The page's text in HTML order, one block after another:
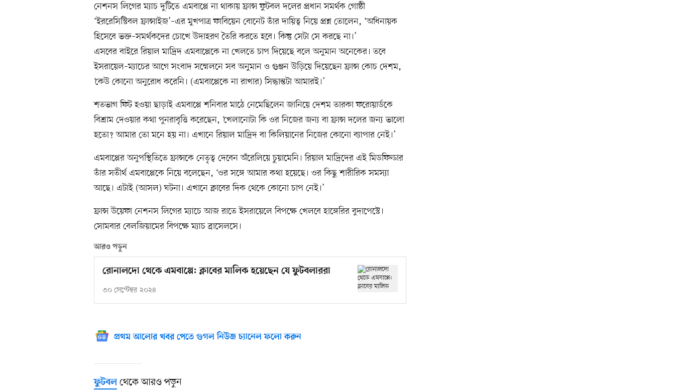
নেশনস লিগের ম্যাচ দুটিতে এমবাপ্পে না থাকায় ফ্রান্স ফুটবল দলের প্রধান সমর্থক গোষ্ঠী
‘ইররেসিস্টিবল ফ্রান্সাইজ’–এর মুখপাত্র ফাবিয়েন বোনেট তাঁর দায়িত্ব নিয়ে প্রশ্ন তোলেন, ‘অধিনায়ক
হিসেবে ভক্ত–সমর্থকদের চোখে উদাহরণ তৈরি করতে হবে। কিন্তু সেটা সে করছে না।’
এসবের বাইরে রিয়াল মাদ্রিদ এমবাপ্পেকে না খেলতে চাপ দিয়েছে বলে অনুমান অনেকের। তবে
ইসরায়েল–ম্যাচের আগে সংবাদ সম্মেলনে সব অনুমান ও গুঞ্জন উড়িয়ে দিয়েছেন ফ্রান্স কোচ দেশম,
‘কেউ কোনো অনুরোধ করেনি। (এমবাপ্পেকে না রাখার) সিদ্ধান্তটা আমারই।’
শতভাগ ফিট হওয়া ছাড়াই এমবাপ্পে শনিবার মাঠে নেমেছিলেন জানিয়ে দেশম তারকা ফরোয়ার্ডকে
বিশ্রাম দেওয়ার কথা পুনরাবৃত্তি করেছেন, ‘খেলানোটা কি ওর নিজের জন্য বা ফ্রান্স দলের জন্য ভালো
হতো? আমার তো মনে হয় না। এখানে রিয়াল মাদ্রিদ বা কিলিয়ানের নিজের কোনো ব্যাপার নেই।’
এমবাপ্পের অনুপস্থিতিতে ফ্রান্সকে নেতৃত্ব দেবেন অঁরেলিয়ে চুয়ামেনি। রিয়াল মাদ্রিদের এই মিডফিল্ডার
তাঁর সতীর্থ এমবাপ্পেকে নিয়ে বলেছেন, ‘ওর সঙ্গে আমার কথা হয়েছে। ওর কিছু শারীরিক সমস্যা
আছে। এটাই (আসল) ঘটনা। এখানে ক্লাবের দিক থেকে কোনো চাপ নেই।’
ফ্রান্স উয়েফা নেশনস লিগের ম্যাচে আজ রাতে ইসরায়েলে বিপক্ষে খেলবে হাঙ্গেরির বুদাপেস্টে।
সোমবার বেলজিয়ামের বিপক্ষে ম্যাচ ব্রাসেলসে।
আরও পড়ুন
রোনালদো থেকে এমবাপ্পে: ক্লাবের মালিক হয়েছেন যে ফুটবলাররা
৩০ সেপ্টেম্বর ২০২৪
প্রথম আলোর খবর পেতে গুগল নিউজ চ্যানেল ফলো করুন
ফুটবল থেকে আরও পড়ুন